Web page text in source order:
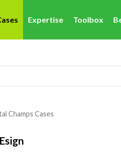
Expertise Toolbox
Champs Cases